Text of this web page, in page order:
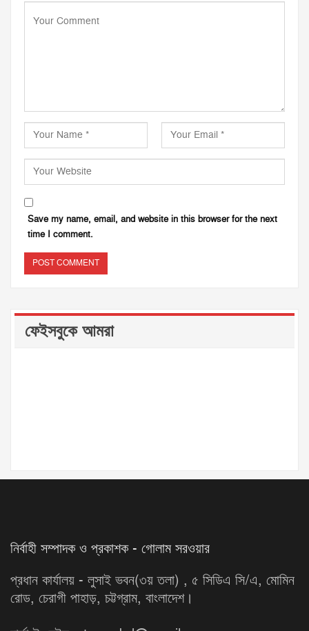
Save my name, email, and website in this browser for the next
time I comment.
ফেইসবুকে আমরা
নির্বাহী সম্পাদক ও প্রকাশক - গোলাম সরওয়ার
প্রধান কার্যালয় - লুসাই ভবন(৩য় তলা) , ৫ সিডিএ সি/এ, মোমিন
রোড, চেরাগী পাহাড়, চট্টগ্রাম, বাংলাদেশ।